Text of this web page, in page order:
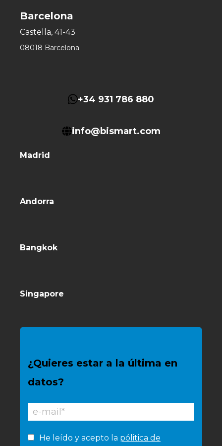
Barcelona
Castella, 41-43
08018 Barcelona
+34 931 786 880
info@bismart.com
Madrid
Andorra
Bangkok
Singapore
¿Quieres estar a la última en
datos?
He leído y acepto la pólitica de